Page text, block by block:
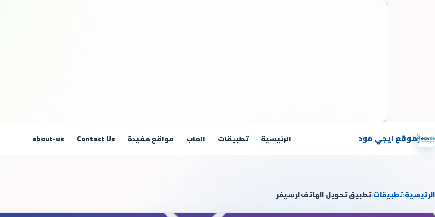
موقع ايجي مود الرئيسية تطبيقات العاب مواقع مفيدة Contact Us
about-us
الرئيسية‹تطبيقات‹تطبيق تحويل الهاتف لرسيفر